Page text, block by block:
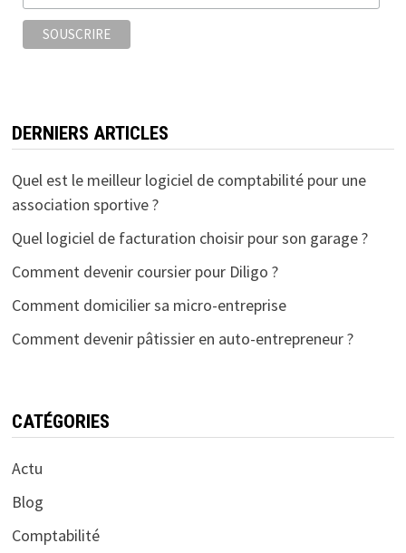
DERNIERS ARTICLES
Quel est le meilleur logiciel de comptabilité pour une
association sportive ?
Quel logiciel de facturation choisir pour son garage ?
Comment devenir coursier pour Diligo ?
Comment domicilier sa micro-entreprise
Comment devenir pâtissier en auto-entrepreneur ?
CATÉGORIES
Actu
Blog
Comptabilité